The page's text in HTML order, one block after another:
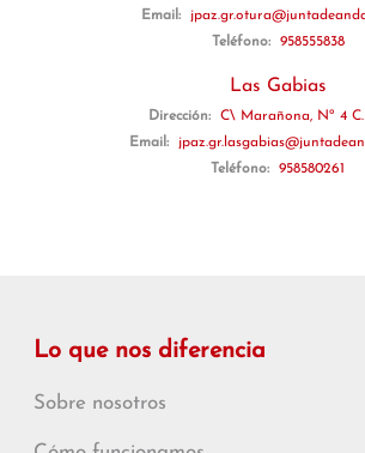
Email:
Teléfono:
958555838
Las Gabias
Dirección:
C\ Marañona, Nº 4
Email:
Teléfono:
958580261
Lo que nos diferencia
Sobre nosotros